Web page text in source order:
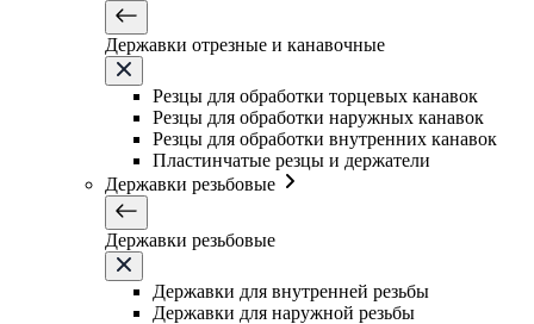
Державки отрезные и канавочные
Резцы для обработки торцевых канавок
Резцы для обработки наружных канавок
Резцы для обработки внутренних канавок
Пластинчатые резцы и держатели
Державки резьбовые
Державки резьбовые
Державки для внутренней резьбы
Державки для наружной резьбы